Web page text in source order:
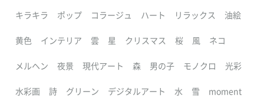
キラキラ ポップ コラージュ ハート リラックス 油絵
黄色 インテリア 雲 星 クリスマス 桜 風 ネコ
メルヘン 夜景 現代アート 森 男の子 モノクロ 光彩
水彩画 詩 グリーン デジタルアート 水 雪 moment